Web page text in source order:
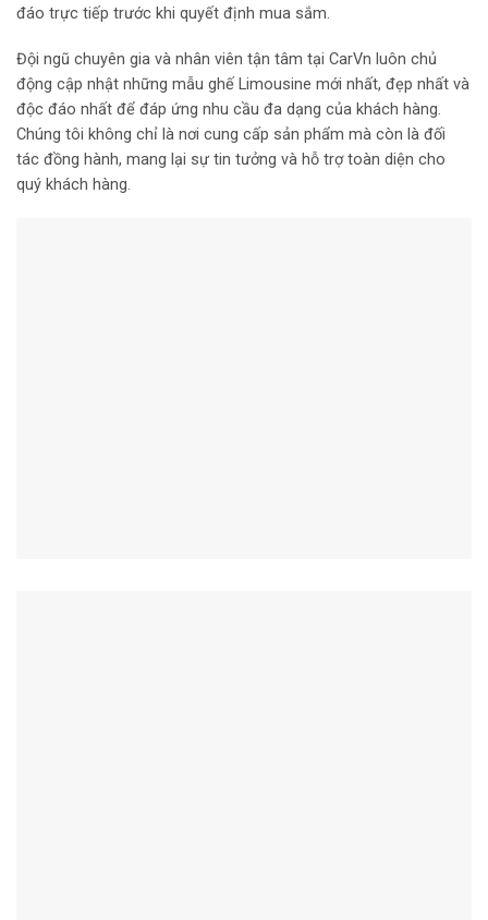
đáo trực tiếp trước khi quyết định mua sắm.
Đội ngũ chuyên gia và nhân viên tận tâm tại CarVn luôn chủ
động cập nhật những mẫu ghế Limousine mới nhất, đẹp nhất và
độc đáo nhất để đáp ứng nhu cầu đa dạng của khách hàng.
Chúng tôi không chỉ là nơi cung cấp sản phẩm mà còn là đối
tác đồng hành, mang lại sự tin tưởng và hỗ trợ toàn diện cho
quý khách hàng.